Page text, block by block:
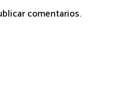
comentarios.